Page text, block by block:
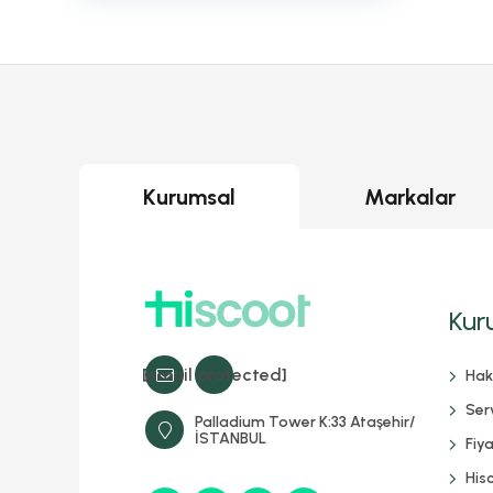
Kurumsal Markalar
[email protected]
Palladium Tower K:33 Ataşehir/
İSTANBUL